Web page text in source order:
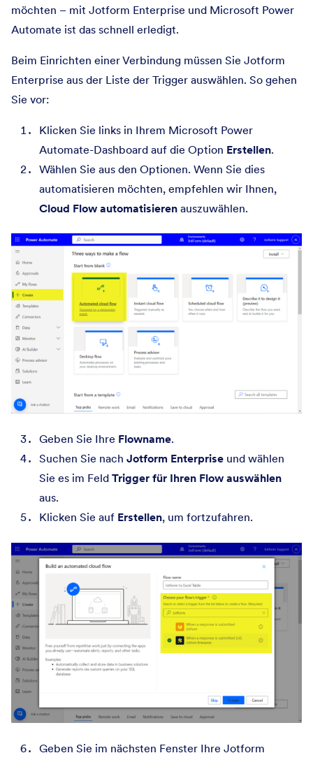
möchten – mit Jotform Enterprise und Microsoft Power
Automate ist das schnell erledigt.
Beim Einrichten einer Verbindung müssen Sie Jotform
Enterprise aus der Liste der Trigger auswählen. So gehen
Sie vor:
Klicken Sie links in Ihrem Microsoft Power
Automate-Dashboard auf die Option Erstellen.
Wählen Sie aus den Optionen. Wenn Sie dies
automatisieren möchten, empfehlen wir Ihnen,
Cloud Flow automatisieren auszuwählen.
Geben Sie Ihre Flowname.
Suchen Sie nach Jotform Enterprise und wählen
Sie es im Feld Trigger für Ihren Flow auswählen
aus.
Klicken Sie auf Erstellen, um fortzufahren.
Geben Sie im nächsten Fenster Ihre Jotform